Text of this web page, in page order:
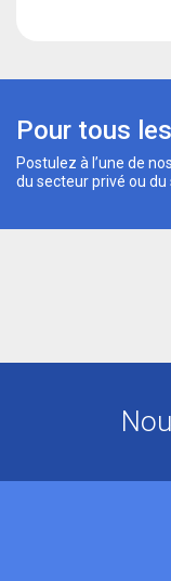
Pour tous
Postulez à l’une de
du secteur privé ou du